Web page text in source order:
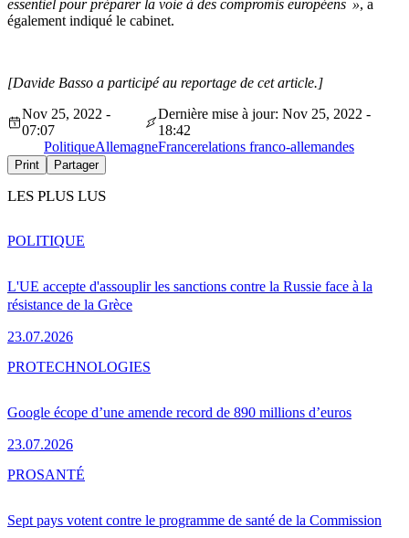
essentiel pour préparer la voie à des compromis européens », a
également indiqué le cabinet.
[Davide Basso a participé au reportage de cet article.]
Nov 25, 2022 -
07:07
Dernière mise à jour: Nov 25, 2022 -
18:42
PolitiqueAllemagneFrancerelations franco-allemandes
Print Partager
LES PLUS LUS
L'UE accepte d'assouplir les sanctions contre la Russie face à la
résistance de la Grèce
23.07.2026
POLITIQUE
Google écope d’une amende record de 890 millions d’euros
23.07.2026
PROTECHNOLOGIES
Sept pays votent contre le programme de santé de la Commission
PROSANTÉ